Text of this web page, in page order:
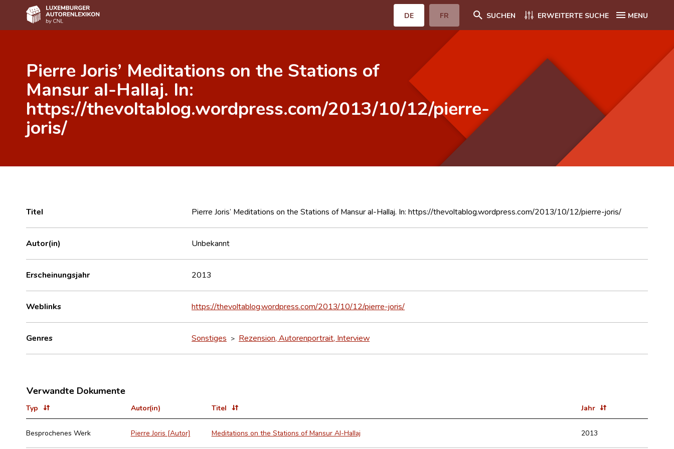
DE FR SUCHEN ERWEITERTE SUCHE MENU
Autor(inn)en A-Z
Erweiterte Suche
Häufige Fragen und Antworten
CNL
Pierre Joris’ Meditations on the Stations of
Mansur al-Hallaj. In:
https://thevoltablog.wordpress.com/2013/10/12/pierre-
joris/
Titel Pierre Joris’ Meditations on the Stations of Mansur al-Hallaj. In: https://thevoltablog.wordpress.com/2013/10/12/pierre-joris/
Autor(in) Unbekannt
Erscheinungsjahr 2013
Weblinks https://thevoltablog.wordpress.com/2013/10/12/pierre-joris/
Genres Sonstiges > Rezension, Autorenportrait, Interview
Verwandte Dokumente
Typ Autor(in) Titel Jahr
Besprochenes Werk Pierre Joris [Autor] Meditations on the Stations of Mansur Al-Hallaj 2013